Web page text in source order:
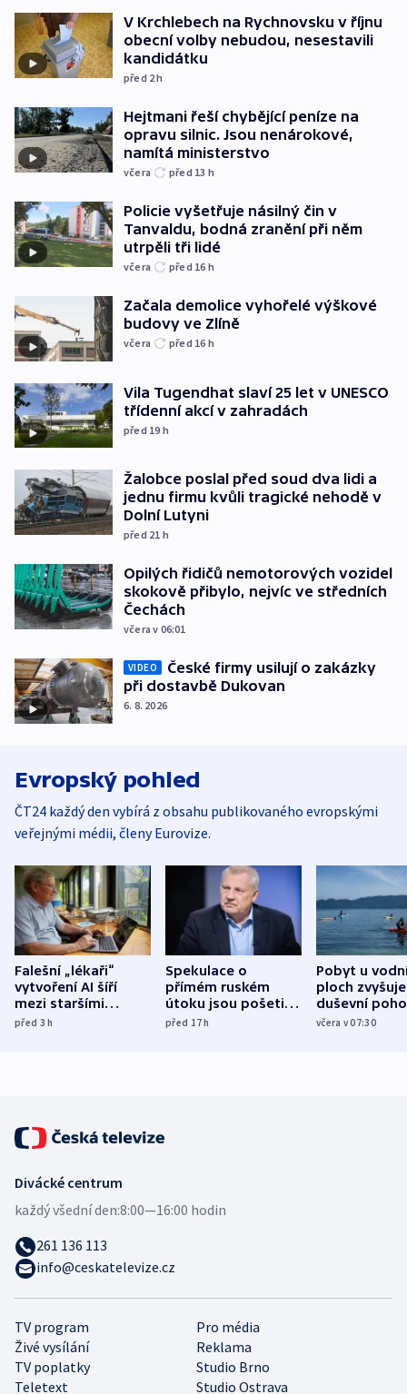
V Krchlebech na Rychnovsku v říjnu
obecní volby nebudou, nesestavili
kandidátku
před 2h
Hejtmani řeší chybějící peníze na
opravu silnic. Jsou nenárokové,
namítá ministerstvo
včera před 13 h
Policie vyšetřuje násilný čin v
Tanvaldu, bodná zranění při něm
utrpěli tři lidé
včera před 16 h
Začala demolice vyhořelé výškové
budovy ve Zlíně
včera před 16 h
Vila Tugendhat slaví 25 let v UNESCO
třídenní akcí v zahradách
před 19 h
Žalobce poslal před soud dva lidi a
jednu firmu kvůli tragické nehodě v
Dolní Lutyni
před 21 h
Opilých řidičů nemotorových vozidel
skokově přibylo, nejvíc ve středních
Čechách
včera v 06:01
VIDEO
České firmy usilují o zakázky
při dostavbě Dukovan
6. 8. 2026
Evropský pohled
ČT24 každý den vybírá z obsahu publikovaného evropskými
veřejnými médii, členy Eurovize.
Falešní „lékaři“
vytvoření AI šíří
mezi staršími
Poláky nebezpečné
před 3h
Spekulace o
přímém ruském
útoku jsou pošetilé,
míní estonský
před 17h
Pobyt u
ploch zvyšuje
duševní
ukázala
včera v 07:30
TV program
Pro média
Živé vysílání
Reklama
TV poplatky
Studio Brno
Teletext
Studio Ostrava
Divácké centrum
každý všední den:8:00—16:00 hodin
261 136 113
info@ceskatelevize.cz